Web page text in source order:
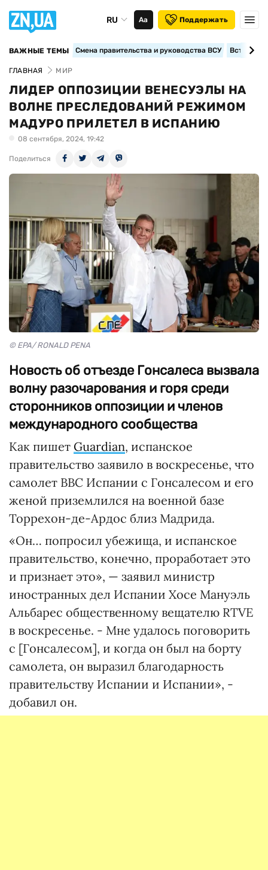
RU Аа Поддержать
ВАЖНЫЕ ТЕМЫ Смена правительства и руководства ВСУ
ГЛАВНАЯ МИР
ЛИДЕР ОППОЗИЦИИ ВЕНЕСУЭЛЫ НА
ВОЛНЕ ПРЕСЛЕДОВАНИЙ РЕЖИМОМ
МАДУРО ПРИЛЕТЕЛ В ИСПАНИЮ
08 сентября, 2024, 19:42
Поделиться
© EPA/ RONALD PENA
Новость об отъезде Гонсалеса вызвала
волну разочарования и горя среди
сторонников оппозиции и членов
международного сообщества
Как пишет Guardian, испанское
правительство заявило в воскресенье, что
самолет ВВС Испании с Гонсалесом и его
женой приземлился на военной базе
Торрехон-де-Ардос близ Мадрида.
«Он… попросил убежища, и испанское
правительство, конечно, проработает это
и признает это», — заявил министр
иностранных дел Испании Хосе Мануэль
Альбарес общественному вещателю RTVE
в воскресенье. - Мне удалось поговорить
с [Гонсалесом], и когда он был на борту
самолета, он выразил благодарность
правительству Испании и Испании», -
добавил он.